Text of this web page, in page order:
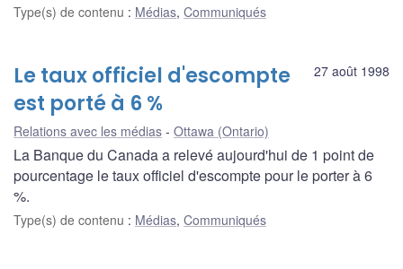
Type(s) de contenu : Médias, Communiqués
27 août 1998
Le taux officiel d'escompte
est porté à 6 %
Relations avec les médias Ottawa (Ontario)
La Banque du Canada a relevé aujourd'hui de 1 point de
pourcentage le taux officiel d'escompte pour le porter à 6
%.
Type(s) de contenu : Médias, Communiqués